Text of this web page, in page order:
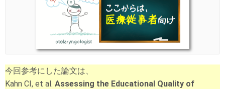
今回参考にした論文は、
Kahn CI, et al. Assessing the Educational Quality of